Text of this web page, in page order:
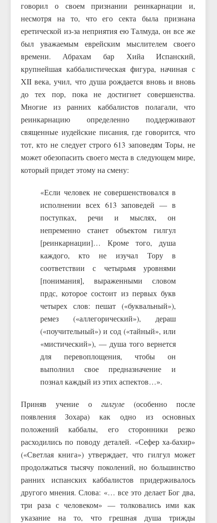
говорил о своем признании реинкарнации и,
несмотря на то, что его секта была признана
еретической из-за неприятия ею Талмуда, он все же
был уважаемым еврейским мыслителем своего
времени. Абрахам бар Хийа Испанский,
крупнейшая каббалистическая фигура, начиная с
XII века, учил, что душа рождается вновь и вновь
до тех пор, пока не достигнет совершенства.
Многие из ранних каббалистов полагали, что
реинкарнацию определенно поддерживают
священные иудейские писания, где говорится, что
тот, кто не следует строго 613 заповедям Торы, не
может обезопасить своего места в следующем мире,
который придет этому на смену:
«Если человек не совершенствовался в
исполнении всех 613 заповедей — в
поступках, речи и мыслях, он
непременно станет объектом гилгул
[реинкарнации]… Кроме того, душа
каждого, кто не изучал Тору в
соответствии с четырьмя уровнями
[понимания], выраженными словом
прдс, которое состоит из первых букв
четырех слов: пешат («буквальный»),
ремез («аллегорический»), дераш
(«поучительный») и сод («тайный», или
«мистический»), — душа того вернется
для перевоплощения, чтобы он
выполнил свое предназначение и
познал каждый из этих аспектов…».
Приняв учение огилгуле(особенно после
появления Зохара) как одно из основных
положений каббалы, его сторонники резко
расходились по поводу деталей. «Сефер ха-бахир»
(«Светлая книга») утверждает, что гилгул может
продолжаться тысячу поколений, но большинство
ранних испанских каббалистов придерживалось
другого мнения. Слова: «… все это делает Бог два,
три раза с человеком» — толковались ими как
указание на то, что грешная душа трижды